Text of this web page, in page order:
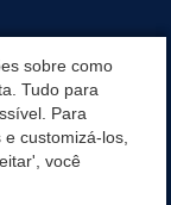
sobre como
Tudo para
Para
customizá-los,
você